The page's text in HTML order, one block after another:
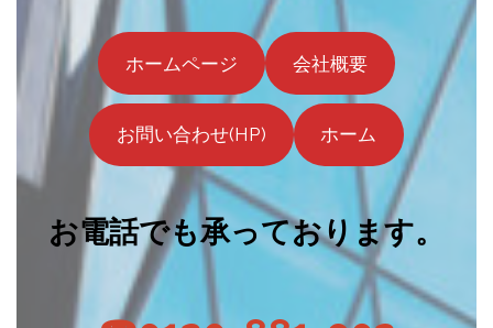
ホームページ 会社概要
お問い合わせ(HP) ホーム
お電話でも承っております。